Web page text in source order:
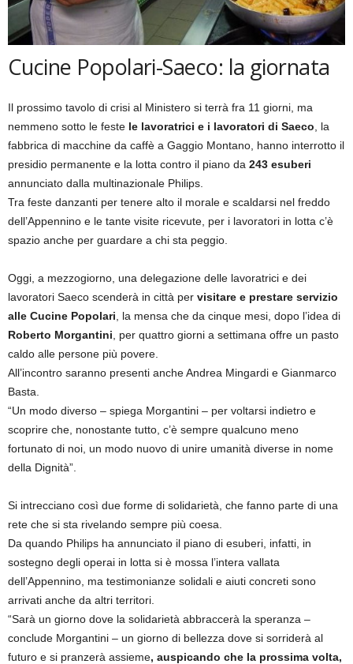
Cucine Popolari-Saeco: la giornata
Il prossimo tavolo di crisi al Ministero si terrà fra 11 giorni, ma
nemmeno sotto le feste le lavoratrici e i lavoratori di Saeco , la
fabbrica di macchine da caffè a Gaggio Montano, hanno interrotto il
presidio permanente e la lotta contro il piano da 243 esuberi
annunciato dalla multinazionale Philips.
Tra feste danzanti per tenere alto il morale e scaldarsi nel freddo
dell’Appennino e le tante visite ricevute, per i lavoratori in lotta c’è
spazio anche per guardare a chi sta peggio.
Oggi, a mezzogiorno, una delegazione delle lavoratrici e dei
lavoratori Saeco scenderà in città per visitare e prestare servizio
alle Cucine Popolari , la mensa che da cinque mesi, dopo l’idea di
Roberto Morgantini , per quattro giorni a settimana offre un pasto
caldo alle persone più povere.
All’incontro saranno presenti anche Andrea Mingardi e Gianmarco
Basta.
“Un modo diverso – spiega Morgantini – per voltarsi indietro e
scoprire che, nonostante tutto, c’è sempre qualcuno meno
fortunato di noi, un modo nuovo di unire umanità diverse in nome
della Dignità”.
Si intrecciano così due forme di solidarietà, che fanno parte di una
rete che si sta rivelando sempre più coesa.
Da quando Philips ha annunciato il piano di esuberi, infatti, in
sostegno degli operai in lotta si è mossa l’intera vallata
dell’Appennino, ma testimonianze solidali e aiuti concreti sono
arrivati anche da altri territori.
“Sarà un giorno dove la solidarietà abbraccerà la speranza –
conclude Morgantini – un giorno di bellezza dove si sorriderà al
futuro e si pranzerà assieme, auspicando che la prossima volta,